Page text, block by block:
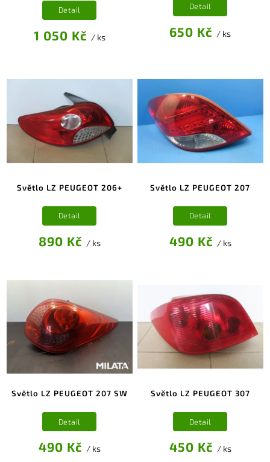
1 050 Kč / ks
Detail
650 Kč / ks
Detail
Světlo LZ PEUGEOT 206+
890 Kč / ks
Detail
Světlo LZ PEUGEOT 207
490 Kč / ks
Detail
Světlo LZ PEUGEOT 207 SW
490 Kč / ks
Detail
Světlo LZ PEUGEOT 307
450 Kč / ks
Detail